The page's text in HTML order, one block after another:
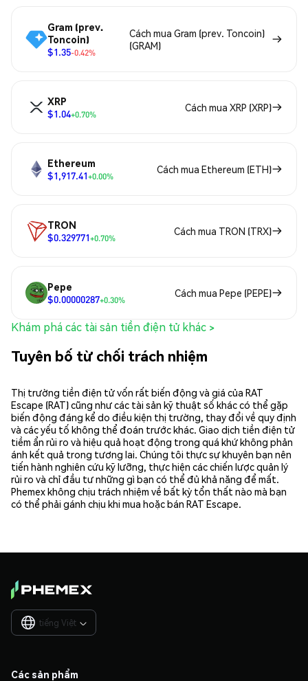
Gram (prev.
Toncoin)
$1.35-0.42%
Cách mua Gram (prev. Toncoin)
(GRAM)
XRP
$1.04+0.70%
Cách mua XRP (XRP)
Ethereum
$1,917.41+0.00%
Cách mua Ethereum (ETH)
TRON
$0.329771+0.70%
Cách mua TRON (TRX)
Pepe
$0.00000287+0.30%
Cách mua Pepe (PEPE)
Khám phá các tài sản tiền điện tử khác >
Tuyên bố từ chối trách nhiệm
Thị trường tiền điện tử vốn rất biến động và giá của RAT
Escape (RAT) cũng như các tài sản kỹ thuật số khác có thể gặp
biến động đáng kể do điều kiện thị trường, thay đổi về quy định
và các yếu tố không thể đoán trước khác. Giao dịch tiền điện tử
tiềm ẩn rủi ro và hiệu quả hoạt động trong quá khứ không phản
ánh kết quả trong tương lai. Chúng tôi thực sự khuyên bạn nên
tiến hành nghiên cứu kỹ lưỡng, thực hiện các chiến lược quản lý
rủi ro và chỉ đầu tư những gì bạn có thể đủ khả năng để mất.
Phemex không chịu trách nhiệm về bất kỳ tổn thất nào mà bạn
có thể phải gánh chịu khi mua hoặc bán RAT Escape.
tiếng Việt 
Các sản phẩm